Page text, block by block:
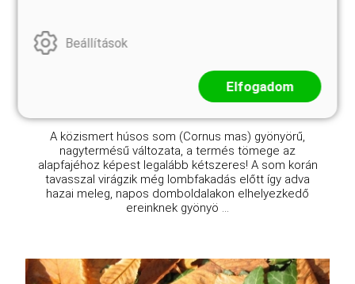
A közismert húsos som (Cornus mas) gyönyörű,
nagytermésű változata, a termés tömege az
alapfajéhoz képest legalább kétszeres! A som korán
tavasszal virágzik még lombfakadás előtt így adva
hazai meleg, napos domboldalakon elhelyezkedő
ereinknek gyönyö ...
Beállítások
Elfogadom